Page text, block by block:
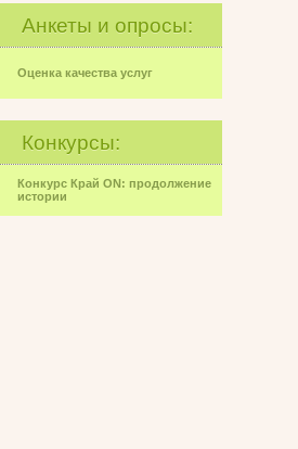
Анкеты и опросы:
Оценка качества услуг
Конкурсы:
Конкурс Край ON: продолжение
истории